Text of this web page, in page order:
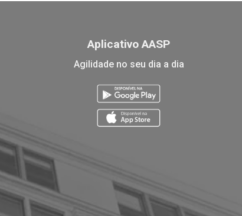
Aplicativo AASP
Agilidade no seu dia a dia